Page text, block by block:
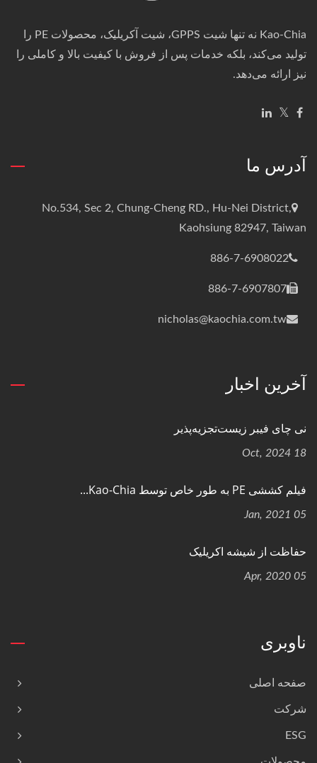
Kao-Chia نه تنها شیت GPPS، شیت آکریلیک، محصولات PE را
تولید می‌کند، بلکه خدمات پس از فروش با کیفیت بالا و کاملی را
نیز ارائه می‌دهد.
آدرس ما
No.534, Sec 2, Chung-Cheng RD., Hu-Nei District,
Kaohsiung 82947, Taiwan
886-7-6908022
886-7-6907807
nicholas@kaochia.com.tw
آخرین اخبار
نی چای فیبر زیست‌تجزیه‌پذیر
18 Oct, 2024
فیلم کششی PE به طور خاص توسط Kao-Chia...
05 Jan, 2021
حفاظت از شیشه اکریلیک
05 Apr, 2020
ناوبری
صفحه اصلی
شرکت
ESG